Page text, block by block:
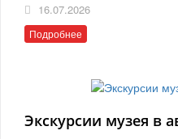
16.07.2026
Подробнее
Экскурсии музея в